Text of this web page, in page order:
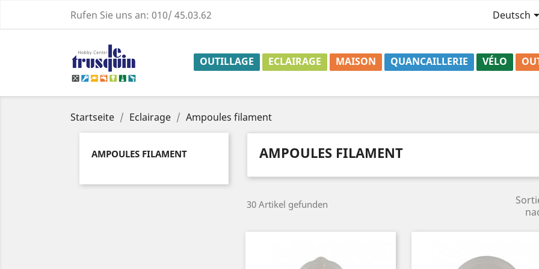
Rufen Sie uns an: 010/ 45.03.62 Deutsch
OUTILLAGE ECLAIRAGE MAISON QUANCAILLERIE VÉLO
Startseite Eclairage Ampoules filament
AMPOULES FILAMENT AMPOULES FILAMENT
30 Artikel gefunden